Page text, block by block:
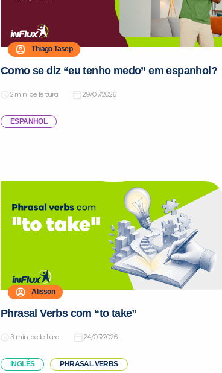
Thiago Tasep
Como se diz “eu tenho medo” em espanhol?
de leitura 29/07/2026
ESPANHOL
Alisson
Phrasal Verbs com “to take”
de leitura 24/07/2026
INGLÊS PHRASAL VERBS